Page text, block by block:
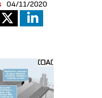
04/11/2020